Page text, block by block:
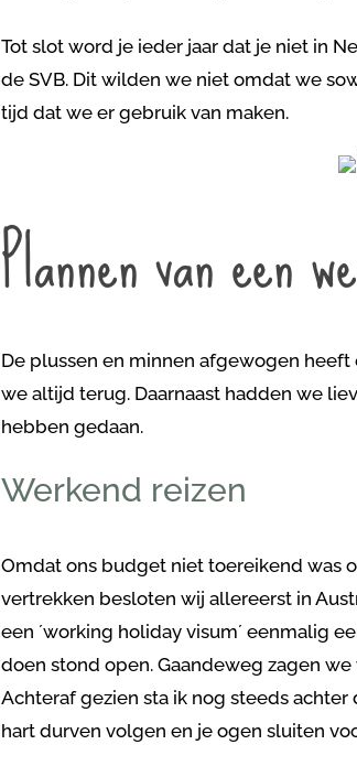
Tot slot word je ieder jaar dat je niet in
de SVB. Dit wilden we niet omdat we
tijd dat we er gebruik van maken.
Plannen van een
De plussen en minnen afgewogen
we altijd terug. Daarnaast hadden we
hebben gedaan.
Werkend reizen
Omdat ons budget niet toereikend was
vertrekken besloten wij allereerst in
een ´working holiday visum´ eenmalig
doen stond open. Gaandeweg zagen
Achteraf gezien sta ik nog steeds achter
hart durven volgen en je ogen sluiten